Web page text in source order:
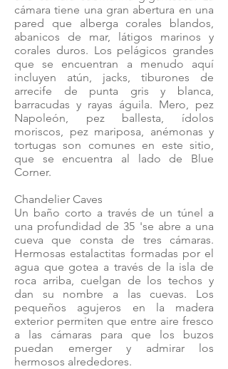
cámara tiene una gran abertura en una
pared que alberga corales blandos,
abanicos de mar, látigos marinos y
corales duros. Los pelágicos grandes
que se encuentran a menudo aquí
incluyen atún, jacks, tiburones de
arrecife de punta gris y blanca,
barracudas y rayas águila. Mero, pez
Napoleón, pez ballesta, ídolos
moriscos, pez mariposa, anémonas y
tortugas son comunes en este sitio,
que se encuentra al lado de Blue
Corner.
Chandelier Caves
Un baño corto a través de un túnel a
una profundidad de 35 'se abre a una
cueva que consta de tres cámaras.
Hermosas estalactitas formadas por el
agua que gotea a través de la isla de
roca arriba, cuelgan de los techos y
dan su nombre a las cuevas. Los
pequeños agujeros en la madera
exterior permiten que entre aire fresco
a las cámaras para que los buzos
puedan emerger y admirar los
hermosos alrededores.